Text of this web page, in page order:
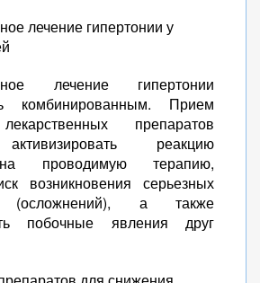
лечение гипертонии у
лечение гипертонии
комбинированным. Прием
препаратов
реакцию
проводимую терапию,
возникновения серьезных
(осложнений), а также
побочные явления друг